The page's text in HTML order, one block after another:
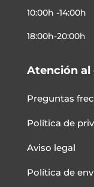
10:00h -14:00h
18:00h-20:00h
Atención al
Preguntas
Política de
Aviso legal
Política de